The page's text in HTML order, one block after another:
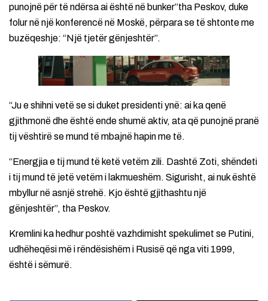
punojnë për të ndërsa ai është në bunker”tha Peskov, duke
folur në një konferencë në Moskë, përpara se të shtonte me
buzëqeshje: “Një tjetër gënjeshtër”.
“Ju e shihni vetë se si duket presidenti ynë: ai ka qenë
gjithmonë dhe është ende shumë aktiv, ata që punojnë pranë
tij vështirë se mund të mbajnë hapin me të.
“Energjia e tij mund të ketë vetëm zili. Dashtë Zoti, shëndeti
i tij mund të jetë vetëm i lakmueshëm. Sigurisht, ai nuk është
mbyllur në asnjë strehë. Kjo është gjithashtu një
gënjeshtër”, tha Peskov.
Kremlini ka hedhur poshtë vazhdimisht spekulimet se Putini,
udhëheqësi më i rëndësishëm i Rusisë që nga viti 1999,
është i sëmurë.